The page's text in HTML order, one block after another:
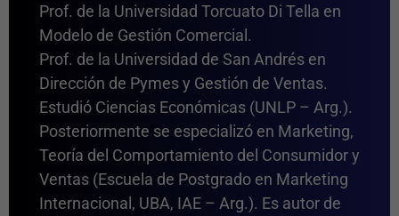
Prof. de la Universidad Torcuato Di Tella en
Modelo de Gestión Comercial.
Prof. de la Universidad de San Andrés en
Dirección de Pymes y Gestión de Ventas.
Estudió Ciencias Económicas (UNLP – Arg.).
Posteriormente se especializó en Marketing,
Teoría del Comportamiento del Consumidor y
Ventas (Escuela de Postgrado en Marketing
Internacional, UBA, IAE – Arg.). Es autor de